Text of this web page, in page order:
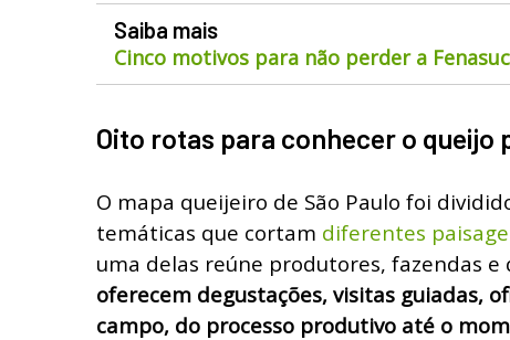
Saiba mais
Cinco motivos para não perder a
Oito rotas para conhecer o queijo
O mapa queijeiro de São Paulo foi
temáticas que cortam diferentes
uma delas reúne produtores, fazendas e
oferecem degustações, visitas guiadas,
campo, do processo produtivo até o